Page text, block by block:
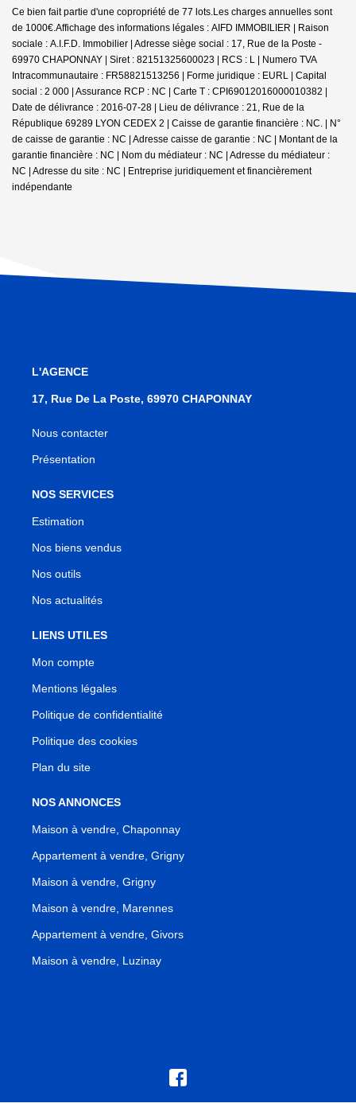
Ce bien fait partie d'une copropriété de 77 lots.Les charges annuelles sont
de 1000€.Affichage des informations légales : AIFD IMMOBILIER | Raison
sociale : A.I.F.D. Immobilier | Adresse siège social : 17, Rue de la Poste -
69970 CHAPONNAY | Siret : 82151325600023 | RCS : L | Numero TVA
Intracommunautaire : FR58821513256 | Forme juridique : EURL | Capital
social : 2 000 | Assurance RCP : NC | Carte T : CPI69012016000010382 |
Date de délivrance : 2016-07-28 | Lieu de délivrance : 21, Rue de la
République 69289 LYON CEDEX 2 | Caisse de garantie financière : NC. | N°
de caisse de garantie : NC | Adresse caisse de garantie : NC | Montant de la
garantie financière : NC | Nom du médiateur : NC | Adresse du médiateur :
NC | Adresse du site : NC | Entreprise juridiquement et financièrement
indépendante
L'AGENCE
17, Rue De La Poste, 69970 CHAPONNAY
Nous contacter
Présentation
NOS SERVICES
Estimation
Nos biens vendus
Nos outils
Nos actualités
LIENS UTILES
Mon compte
Mentions légales
Politique de confidentialité
Politique des cookies
Plan du site
NOS ANNONCES
Maison à vendre, Chaponnay
Appartement à vendre, Grigny
Maison à vendre, Grigny
Maison à vendre, Marennes
Appartement à vendre, Givors
Maison à vendre, Luzinay